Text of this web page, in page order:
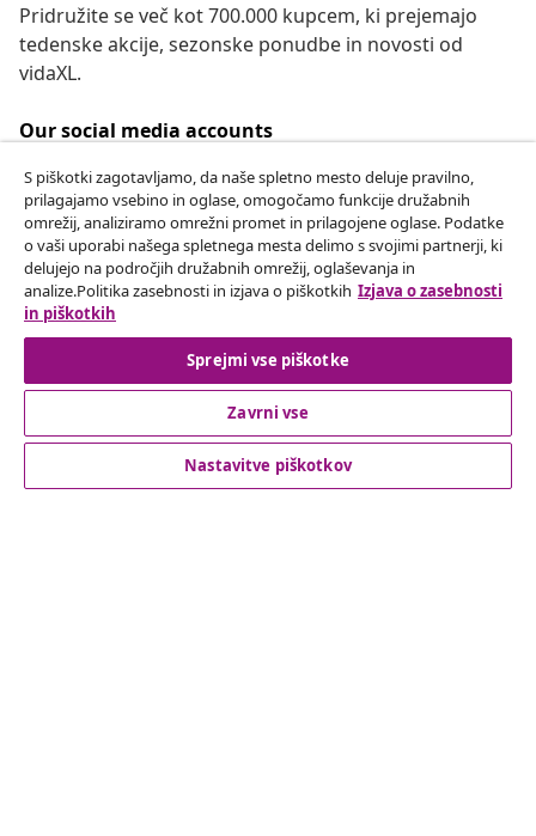
Pridružite se več kot 700.000 kupcem, ki prejemajo
tedenske akcije, sezonske ponudbe in novosti od
vidaXL.
Our social media accounts
Odstop od pogodbe
Oddaj zahtevek za odstop od naročila.
Odstop od pogodbe
Podpora za stranke
S piškotki zagotavljamo, da naše spletno mesto deluje pravilno,
prilagajamo vsebino in oglase, omogočamo funkcije družabnih
omrežij, analiziramo omrežni promet in prilagojene oglase. Podatke
o vaši uporabi našega spletnega mesta delimo s svojimi partnerji, ki
delujejo na področjih družabnih omrežij, oglaševanja in
analize.Politika zasebnosti in izjava o piškotkih Izjava o zasebnosti
in piškotkih
Sprejmi vse piškotke
Zavrni vse
Nastavitve piškotkov